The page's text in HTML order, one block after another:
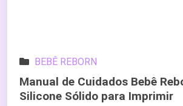
BEBÊ REBORN
Manual de Cuidados Bebê
Silicone Sólido para Imprimir